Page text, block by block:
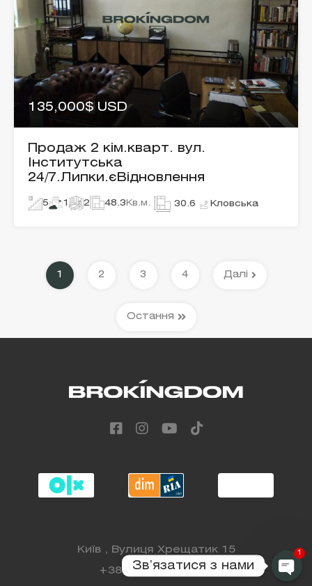
135,000$ USD
Продаж 2 кім.кварт. вул.
Інститутська
24/7.Липки.єВідновлення
5 1 2 48.3 Кв.м. 30.6 Кловська
1 2 3 4 Далі
Остання
Київ , Вулиця Хрещатик 15
+38 (068) 808 88 98
Звʼязатися з нами
1